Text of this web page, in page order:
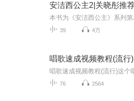
39 4万
唱歌速成视频教程(流行)
76 2564